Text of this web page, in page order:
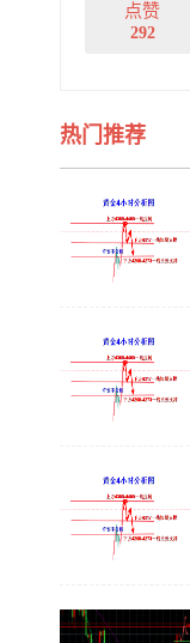
点赞
292
热门推荐